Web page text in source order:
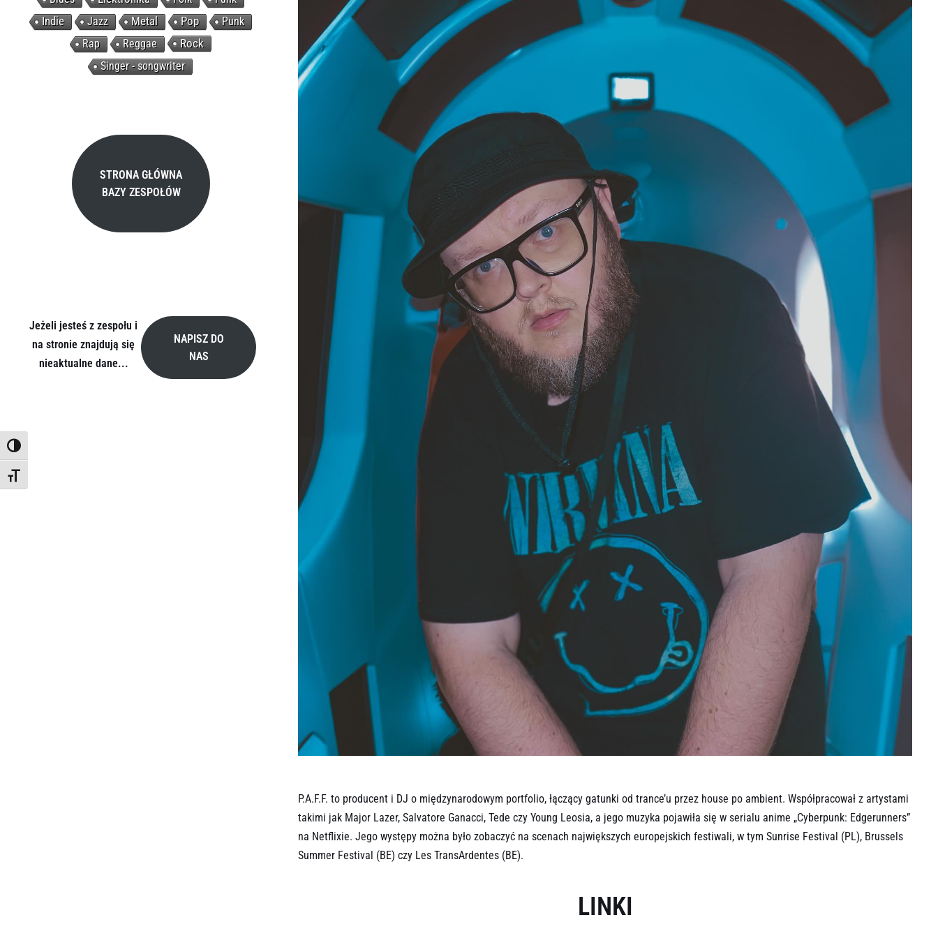
TOGGLE HIGH CONTRAST
TOGGLE FONT SIZE
h
Indie
Jazz Metal Pop
Punk
Rap
Reggae Rock
Singer - songwriter
STRONA GŁÓWNA
BAZY ZESPOŁÓW
Jeżeli jesteś z zespołu i
na stronie znajdują się
nieaktualne dane...
NAPISZ DO
NAS
P.A.F.F. to producent i DJ o międzynarodowym portfolio, łączący gatunki od trance’u przez house po ambient. Współpracował z artystami
takimi jak Major Lazer, Salvatore Ganacci, Tede czy Young Leosia, a jego muzyka pojawiła się w serialu anime „Cyberpunk: Edgerunners”
na Netflixie. Jego występy można było zobaczyć na scenach największych europejskich festiwali, w tym Sunrise Festival (PL), Brussels
Summer Festival (BE) czy Les TransArdentes (BE).
LINKI